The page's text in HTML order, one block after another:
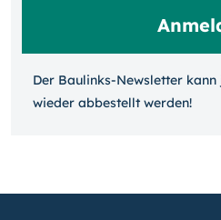
Der Baulinks-Newsletter
wieder ab­bestellt werden!